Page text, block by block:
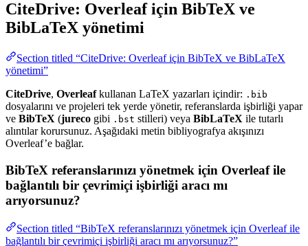
CiteDrive: Overleaf için BibTeX ve
BibLaTeX yönetimi
Section titled “CiteDrive: Overleaf için BibTeX ve BibLaTeX
yönetimi”
CiteDrive, Overleafkullanan LaTeX yazarları içindir: .bib
dosyalarını ve projeleri tek yerde yönetir, referanslarda işbirliği yapar
ve BibTeX (jureco gibi .bst stilleri) veya BibLaTeX ile tutarlı
alıntılar korursunuz. Aşağıdaki metin bibliyografya akışınızı
Overleaf’e bağlar.
BibTeX referanslarınızı yönetmek için Overleaf ile
bağlantılı bir çevrimiçi işbirliği aracı mı
arıyorsunuz?
Section titled “BibTeX referanslarınızı yönetmek için Overleaf ile
bağlantılı bir çevrimiçi işbirliği aracı mı arıyorsunuz?”